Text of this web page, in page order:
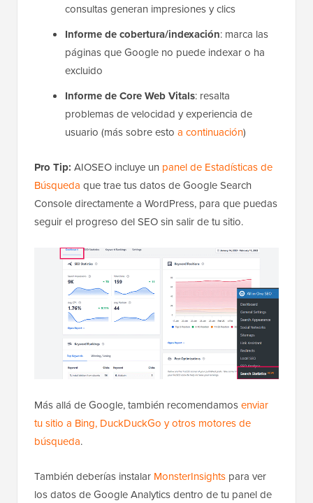
consultas generan impresiones y clics
Informe de cobertura/indexación: marca las
páginas que Google no puede indexar o ha
excluido
Informe de Core Web Vitals: resalta
problemas de velocidad y experiencia de
usuario (más sobre esto a continuación)
Pro Tip: AIOSEO incluye un panel de Estadísticas de
Búsqueda que trae tus datos de Google Search
Console directamente a WordPress, para que puedas
seguir el progreso del SEO sin salir de tu sitio.
Más allá de Google, también recomendamosenviar
tu sitio a Bing, DuckDuckGo y otros motores de
búsqueda.
También deberías instalar MonsterInsights para ver
los datos de Google Analytics dentro de tu panel de